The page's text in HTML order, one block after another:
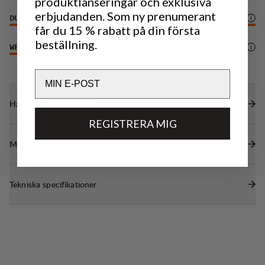
ryggsäcken
Invändig säkerhetsficka med dragkedja och
nyckelkrok
DURABILITY 6 /6
WEIGHT 3/6
Hållbarhetsegenskaper
Material
Tekniska specifikationer
erbjudanden. Som ny prenumerant
får du 15 % rabatt på din första
beställning.
REGISTRERA MIG